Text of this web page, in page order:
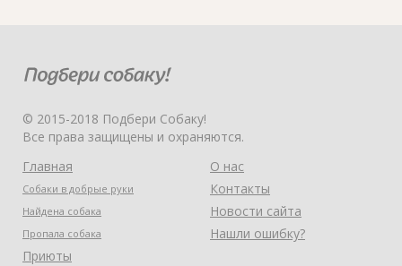
© 2015-2018 Подбери Собаку!
Все права защищены и охраняются.
Главная
Собаки в добрые руки
Найдена собака
Пропала собака
Приюты
О нас
Контакты
Новости сайта
Нашли ошибку?